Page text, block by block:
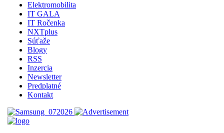
Elektromobilita
IT GALA
IT Ročenka
NXTplus
Súťaže
Blogy
RSS
Inzercia
Newsletter
Predplatné
Kontakt